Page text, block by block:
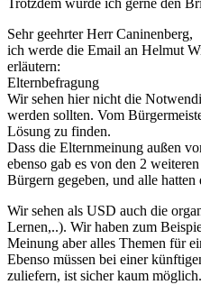
Sehr geehrter Herr Caninenberg,
ich werde die Email an Helmut
erläutern:
Elternbefragung
Wir sehen hier nicht die
werden sollten. Vom
Lösung zu finden.
Dass die Elternmeinung außen
ebenso gab es von den 2
Bürgern gegeben, und alle
Wir sehen als USD auch die
Lernen,..). Wir haben zum
Meinung aber alles Themen für
Ebenso müssen bei einer
zuliefern, ist sicher kaum